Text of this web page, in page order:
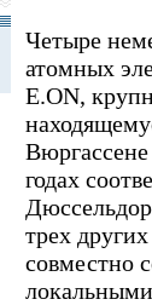
Четыре
атомных
E.ON,
годах
трех
совместно